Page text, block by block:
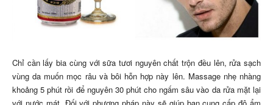
Chỉ cần lấy bia cùng với sữa tươi nguyên chất trộn đều lên, rửa sạch
vùng da muốn mọc râu và bôi hỗn hợp này lên. Massage nhẹ nhàng
khoảng 5 phút rồi để nguyên 30 phút cho ngấm sâu vào da rửa mặt lại